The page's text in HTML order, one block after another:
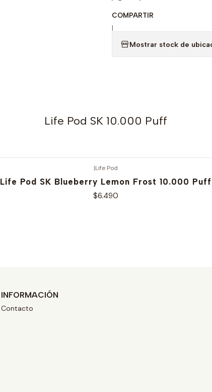
COMPARTIR
|
Mostrar stock de
Life Pod SK 10.000 Puff
|Life Pod
Life Pod SK Blueberry Lemon Frost 10.000 Puff
$6.490
INFORMACIÓN
Contacto